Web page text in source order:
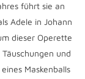
führt sie an
Adele in Johann
dieser Operette
und
Maskenballs